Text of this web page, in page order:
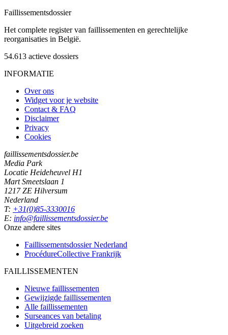
Faillissementsdossier
Het complete register van faillissementen en gerechtelijke
reorganisaties in België.
54.613 actieve dossiers
INFORMATIE
Over ons
Widget voor je website
Contact & FAQ
Disclaimer
Privacy
Cookies
faillissementsdossier.be
Media Park
Locatie Heideheuvel H1
Mart Smeetslaan 1
1217 ZE Hilversum
Nederland
T: +31(0)85-3330016
E: info@faillissementsdossier.be
Onze andere sites
Faillissementsdossier Nederland
ProcédureCollective Frankrijk
FAILLISSEMENTEN
Nieuwe faillissementen
Gewijzigde faillissementen
Alle faillissementen
Surseances van betaling
Uitgebreid zoeken